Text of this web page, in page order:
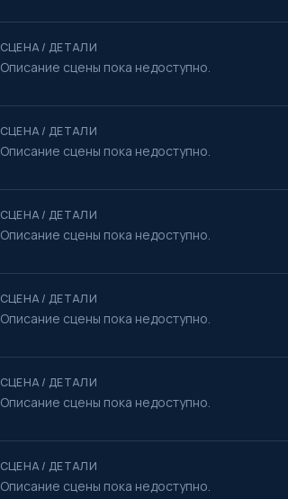
СЦЕНА / ДЕТАЛИ
Описание сцены пока недоступно.
СЦЕНА / ДЕТАЛИ
Описание сцены пока недоступно.
СЦЕНА / ДЕТАЛИ
Описание сцены пока недоступно.
СЦЕНА / ДЕТАЛИ
Описание сцены пока недоступно.
СЦЕНА / ДЕТАЛИ
Описание сцены пока недоступно.
СЦЕНА / ДЕТАЛИ
Описание сцены пока недоступно.